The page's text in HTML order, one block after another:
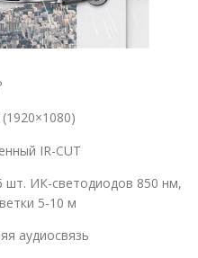
IR-CUT
шт. ИК-светодиодов 850 нм,
5-10 м
аудиосвязь